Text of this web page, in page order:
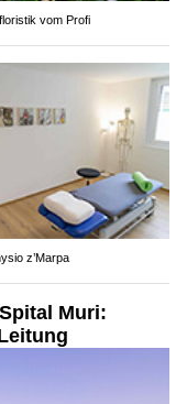
vom Profi
z’Marpa
Muri: